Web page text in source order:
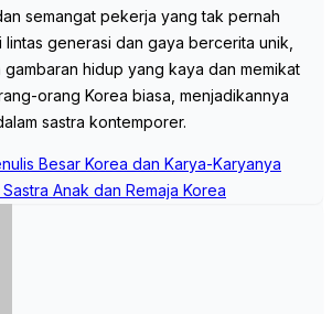
semangat pekerja yang tak pernah
lintas generasi dan gaya bercerita unik,
hidup yang kaya dan memikat
orang Korea biasa, menjadikannya
sastra kontemporer.
Besar Korea dan Karya-Karyanya
Anak dan Remaja Korea